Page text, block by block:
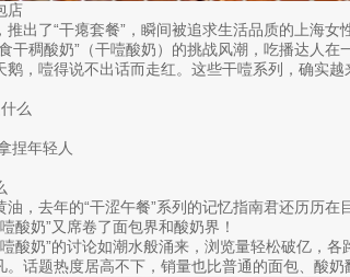
店
出了“干瘪套餐”，瞬间被追求生活品质的上海女
干稠酸奶”（干噎酸奶）的挑战风潮，吃播达人在
，噎得说不出话而走红。这些干噎系列，确实越
么
捏年轻人
，去年的“干涩午餐”系列的记忆指南君还历历在
酸奶”又席卷了面包界和酸奶界！
酸奶”的讨论如潮水般涌来，浏览量轻松破亿，
话题热度居高不下，销量也比普通的面包、酸奶